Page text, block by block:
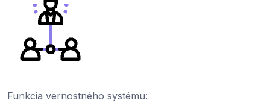
Funkcia vernostného systému: